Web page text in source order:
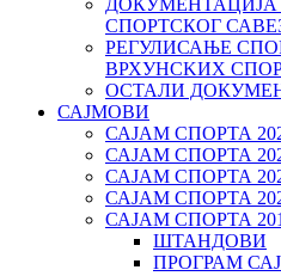
ДОКУМЕНТАЦИЈА
СПОРТСКОГ
РЕГУЛИСАЊЕ
ВРХУНСKИХ
ОСТАЛИ
САЈМОВИ
САЈАМ СПОРТА
САЈАМ СПОРТА
САЈАМ СПОРТА
САЈАМ СПОРТА
САЈАМ СПОРТА
ШТАНДОВИ
ПРОГРАМ